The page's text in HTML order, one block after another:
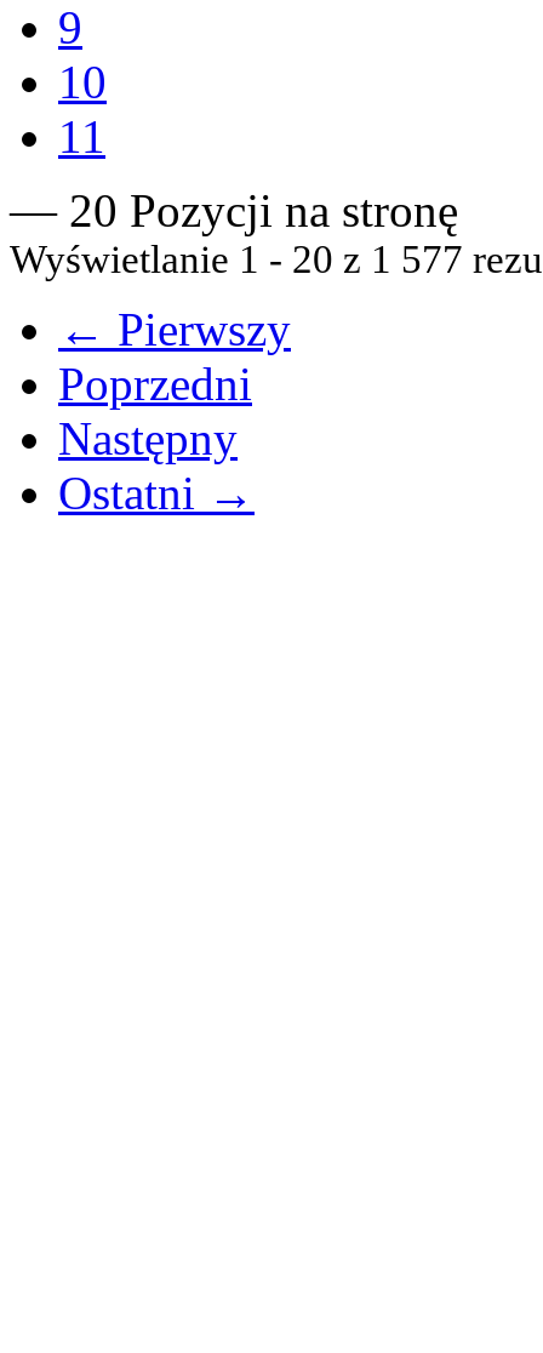
9
10
11
— 20 Pozycji na stronę
Wyświetlanie 1 - 20 z 1 577
← Pierwszy
Poprzedni
Następny
Ostatni →